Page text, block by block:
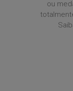
ou